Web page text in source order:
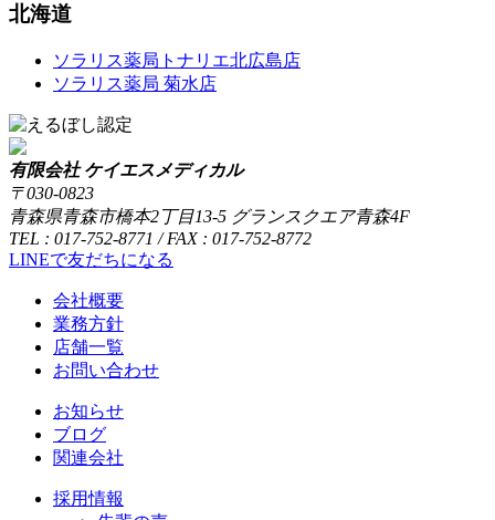
北海道
ソラリス薬局トナリエ北広島店
ソラリス薬局 菊水店
有限会社 ケイエスメディカル
〒030-0823
青森県青森市橋本2丁目13-5 グランスクエア青森4F
TEL : 017-752-8771 / FAX : 017-752-8772
LINEで友だちになる
会社概要
業務方針
店舗一覧
お問い合わせ
お知らせ
ブログ
関連会社
採用情報